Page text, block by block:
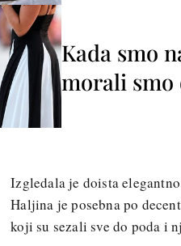
Kada smo
morali smo
Izgledala je doista
Haljina je posebna po
koji su sezali sve do poda i